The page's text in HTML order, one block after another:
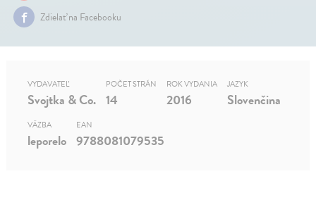
Zdielať na Facebooku
VYDAVATEĽ
Svojtka & Co.
POČET STRÁN
14
ROK VYDANIA
2016
JAZYK
Slovenčina
VÄZBA
leporelo
EAN
9788081079535